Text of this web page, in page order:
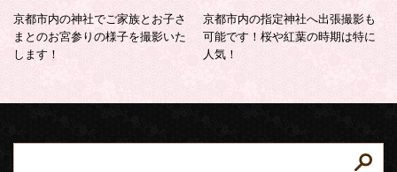
京都市内の神社でご家族とお子さ
まとのお宮参りの様子を撮影いた
します！
京都市内の指定神社へ出張撮影も
可能です！桜や紅葉の時期は特に
人気！